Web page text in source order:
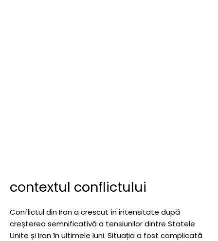
contextul conflictului
Conflictul din Iran a crescut în intensitate după
creșterea semnificativă a tensiunilor dintre Statele
Unite și Iran în ultimele luni. Situația a fost complicată